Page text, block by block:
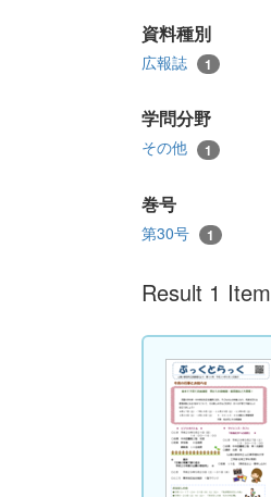
資料種別
広報誌 1
学問分野
その他 1
巻号
第30号 1
Result 1 Item